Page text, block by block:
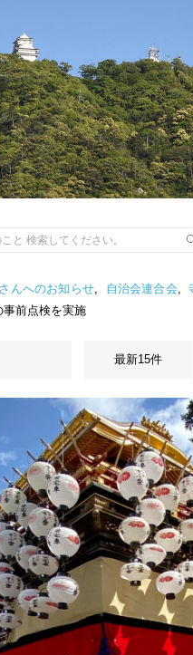
んへのお知らせ, 自治会連合会,
前点検を実施
最新15件